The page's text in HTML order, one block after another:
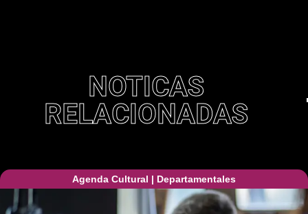
NOTICAS
RELACIONADAS
Agenda Cultural | Departamentales